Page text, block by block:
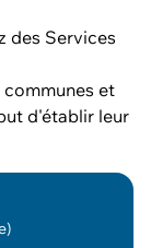
des Services
et
d'établir leur